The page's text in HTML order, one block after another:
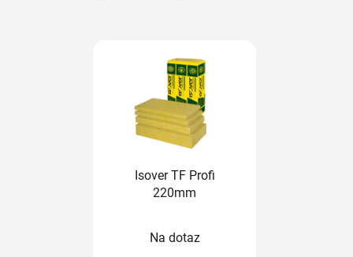
Isover TF Profi
220mm
Na dotaz